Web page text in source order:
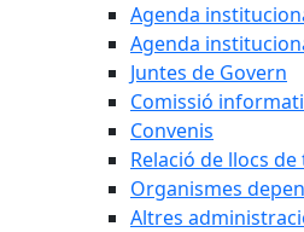
Agenda
Agenda
Juntes de Govern
Comissió
Convenis
Relació de llocs
Organismes
Altres